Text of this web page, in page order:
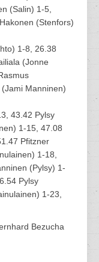
(Salin) 1-5,
(Stenfors)
1-8, 26.38
(Jonne
Manninen)
43.42 Pylsy
1-15, 47.08
Pfitzner
1-18,
(Pylsy) 1-
Pylsy
1-23,
Bezucha